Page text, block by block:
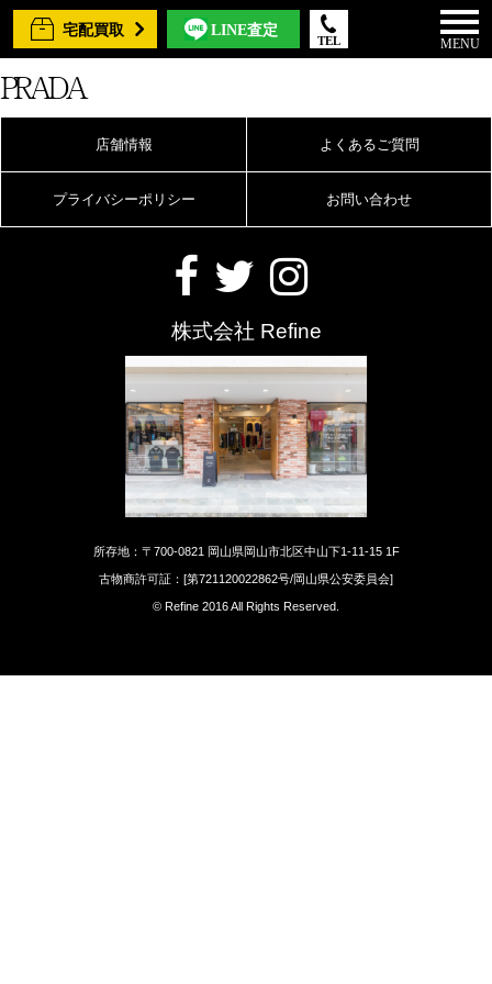
宅配買取 LINE査定
TEL MENU
PRADA
店舗情報 よくあるご質問
プライバシーポリシー お問い合わせ
株式会社 Refine
所存地：〒700-0821 岡山県岡山市北区中山下1-11-15 1F
古物商許可証：[第721120022862号/岡山県公安委員会]
© Refine 2016 All Rights Reserved.